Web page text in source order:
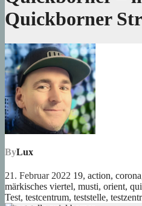
Quickborner
ByLux
21. Februar 2022 19, action, corona
märkisches viertel, musti, orient,
Test, testcentrum, teststelle,